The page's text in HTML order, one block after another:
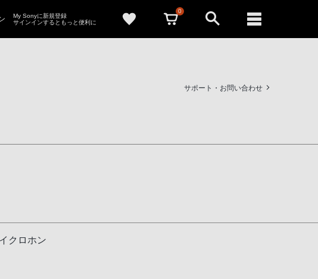
My Sonyに新規登録
サインインするともっと便利に
0
サポート・お問い合わせ
クロホン